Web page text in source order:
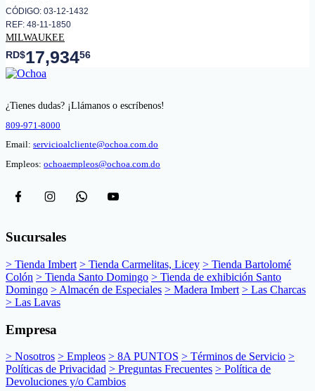
CÓDIGO: 03-12-1432
REF: 48-11-1850
MILWAUKEE
RD$17,93456
¿Tienes dudas? ¡Llámanos o escríbenos!
809-971-8000
Email: servicioalcliente@ochoa.com.do
Empleos: ochoaempleos@ochoa.com.do
Sucursales
> Tienda Imbert > Tienda Carmelitas, Licey > Tienda Bartolomé
Colón > Tienda Santo Domingo > Tienda de exhibición Santo
Domingo > Almacén de Especiales > Madera Imbert > Las Charcas
> Las Lavas
Empresa
> Nosotros > Empleos > 8A PUNTOS > Términos de Servicio >
Políticas de Privacidad > Preguntas Frecuentes > Política de
Devoluciones y/o Cambios